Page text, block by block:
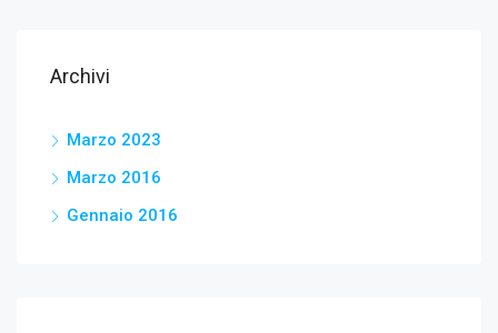
Archivi
Marzo 2023
Marzo 2016
Gennaio 2016